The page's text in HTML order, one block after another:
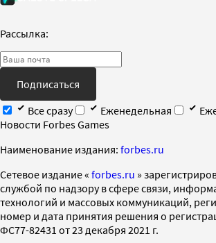
Рассылка:
Подписаться
Все сразу
Еженедельная
Новости Forbes Games
Наименование издания: forbes.ru
Cетевое издание « forbes.ru »
службой по надзору в сфере связи,
технологий и массовых коммуникаций,
номер и дата принятия решения о
ФС77-82431 от 23 декабря 2021 г.